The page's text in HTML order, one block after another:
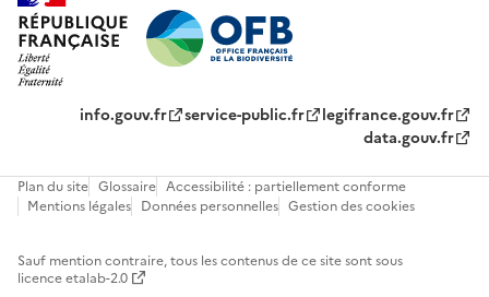
info.gouv.fr service-public.fr
legifrance.gouv.fr
data.gouv.fr
Plan du site Glossaire Accessibilité : partiellement conforme
Mentions légales Données personnelles Gestion des cookies
Sauf mention contraire, tous les contenus de ce site sont sous
licence etalab-2.0